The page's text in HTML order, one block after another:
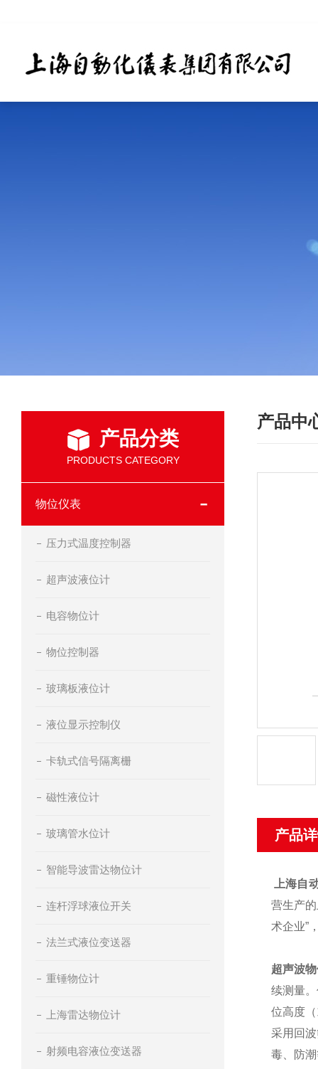
产品分类
PRODUCTS CATEGORY
物位仪表
压力式温度控制器
超声波液位计
电容物位计
物位控制器
玻璃板液位计
液位显示控制仪
卡轨式信号隔离栅
磁性液位计
玻璃管水位计
智能导波雷达物位计
连杆浮球液位开关
法兰式液位变送器
重锤物位计
上海雷达物位计
射频电容液位变送器
产品中
产品
上海自
营生产
术企业”
超声波
续测量
位高度
采用回
毒、防